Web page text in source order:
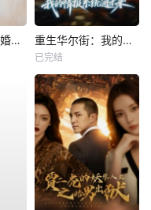
冰山女总裁的替婚兵王 重生华尔街：我的情报系统通未来
已完结